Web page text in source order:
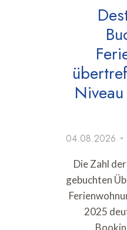
04.08.2026
Die Zahl
gebuchten
2025